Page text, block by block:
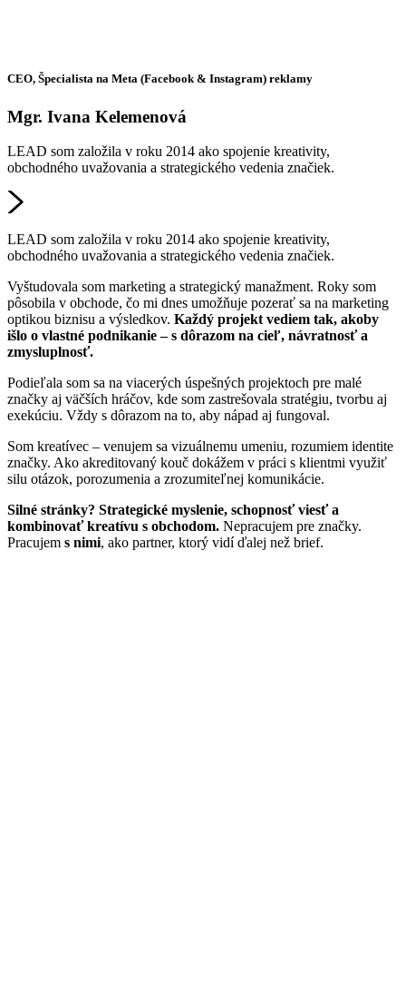
CEO, Špecialista na Meta (Facebook & Instagram) reklamy
Mgr. Ivana Kelemenová
LEAD som založila v roku 2014 ako spojenie kreativity,
obchodného uvažovania a strategického vedenia značiek.
LEAD som založila v roku 2014 ako spojenie kreativity,
obchodného uvažovania a strategického vedenia značiek.
Vyštudovala som marketing a strategický manažment. Roky som
pôsobila v obchode, čo mi dnes umožňuje pozerať sa na marketing
optikou biznisu a výsledkov. Každý projekt vediem tak, akoby
išlo o vlastné podnikanie – s dôrazom na cieľ, návratnosť a
zmysluplnosť.
Podieľala som sa na viacerých úspešných projektoch pre malé
značky aj väčších hráčov, kde som zastrešovala stratégiu, tvorbu aj
exekúciu. Vždy s dôrazom na to, aby nápad aj fungoval.
Som kreatívec – venujem sa vizuálnemu umeniu, rozumiem identite
značky. Ako akreditovaný kouč dokážem v práci s klientmi využiť
silu otázok, porozumenia a zrozumiteľnej komunikácie.
Silné stránky? Strategické myslenie, schopnosť viesť a
kombinovať kreatívu s obchodom. Nepracujem pre značky.
Pracujem s nimi, ako partner, ktorý vidí ďalej než brief.